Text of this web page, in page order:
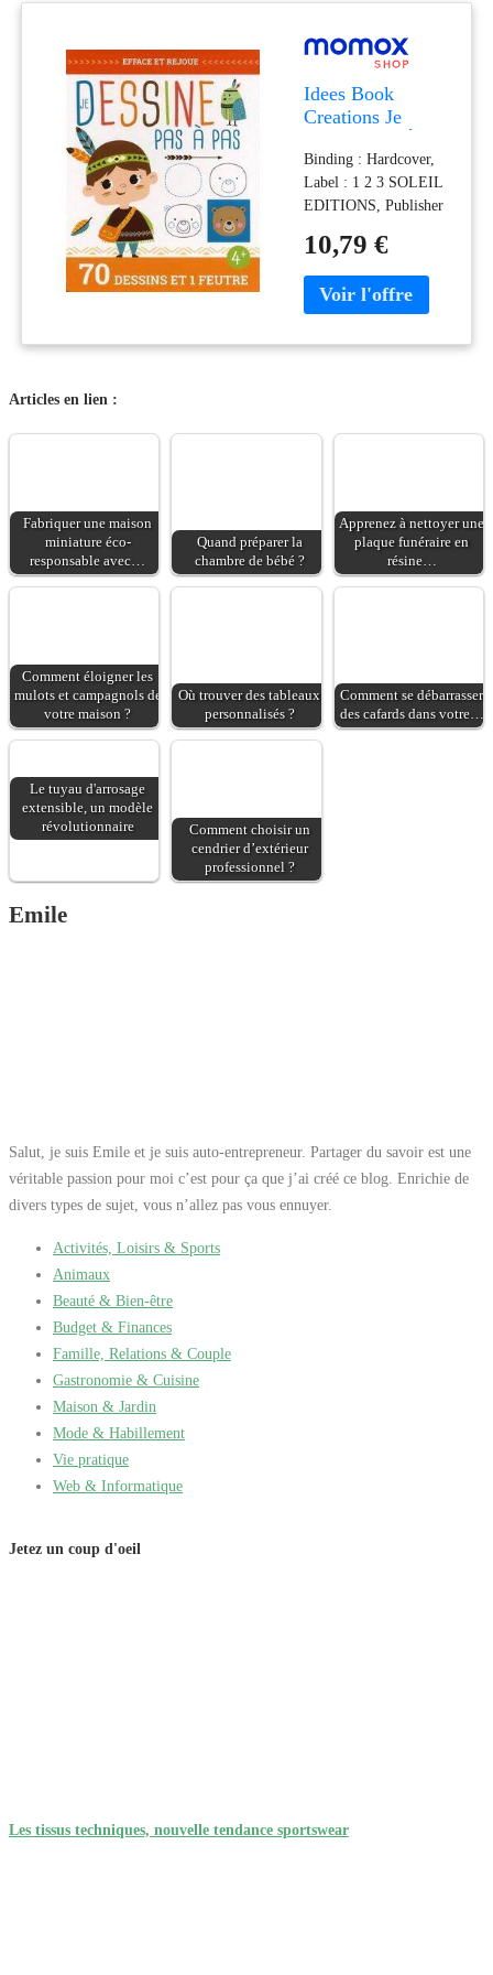
2754203141
Idees Book
Creations Je
Pas : 70 Dessins
Et 1 Feutre
Binding : Hardcover,
Label : 1 2 3 SOLEIL
EDITIONS, Publisher
EDITIONS, medium :
Hardcover,
numberOfPages : 40,
03-22, authors : Idees
10,79 €
Articles en lien :
Fabriquer une maison
miniature éco-
responsable avec…
Quand préparer la
chambre de bébé ?
Apprenez à nettoyer une
plaque funéraire en
résine…
Comment éloigner les
mulots et campagnols de
votre maison ?
Où trouver des tableaux
personnalisés ?
Comment se débarrasser
des cafards dans votre…
Le tuyau d'arrosage
extensible, un modèle
révolutionnaire
Comment choisir un
cendrier d’extérieur
professionnel ?
Emile
Salut, je suis Emile et je suis auto-entrepreneur. Partager du savoir est une
véritable passion pour moi c’est pour ça que j’ai créé ce blog. Enrichie de
divers types de sujet, vous n’allez pas vous ennuyer.
Activités, Loisirs & Sports
Animaux
Beauté & Bien-être
Budget & Finances
Famille, Relations & Couple
Gastronomie & Cuisine
Maison & Jardin
Mode & Habillement
Vie pratique
Web & Informatique
Jetez un coup d'oeil
Les tissus techniques, nouvelle tendance sportswear